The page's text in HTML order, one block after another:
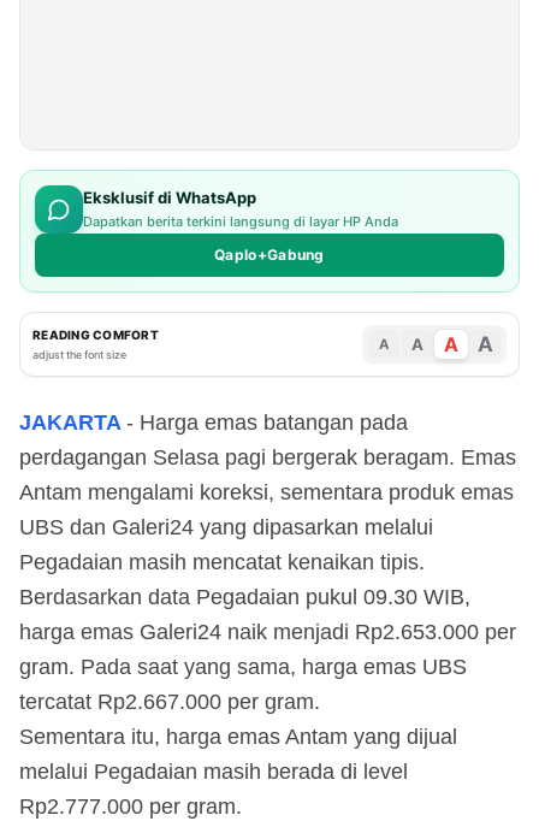
Eksklusif di WhatsApp
Dapatkan berita terkini langsung di layar HP Anda
Qaplo+Gabung
READING COMFORT
adjust the font size
A A A A
JAKARTA - Harga emas batangan pada
perdagangan Selasa pagi bergerak beragam. Emas
Antam mengalami koreksi, sementara produk emas
UBS dan Galeri24 yang dipasarkan melalui
Pegadaian masih mencatat kenaikan tipis.
Berdasarkan data Pegadaian pukul 09.30 WIB,
harga emas Galeri24 naik menjadi Rp2.653.000 per
gram. Pada saat yang sama, harga emas UBS
tercatat Rp2.667.000 per gram.
Sementara itu, harga emas Antam yang dijual
melalui Pegadaian masih berada di level
Rp2.777.000 per gram.